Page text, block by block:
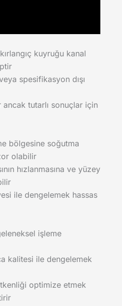
kuyruğu kanal
spesifikasyon dışı
tutarlı sonuçlar için
bölgesine soğutma
olabilir
hızlanmasına ve yüzey
ile dengelemek hassas
işleme
kalitesi ile dengelemek
optimize etmek